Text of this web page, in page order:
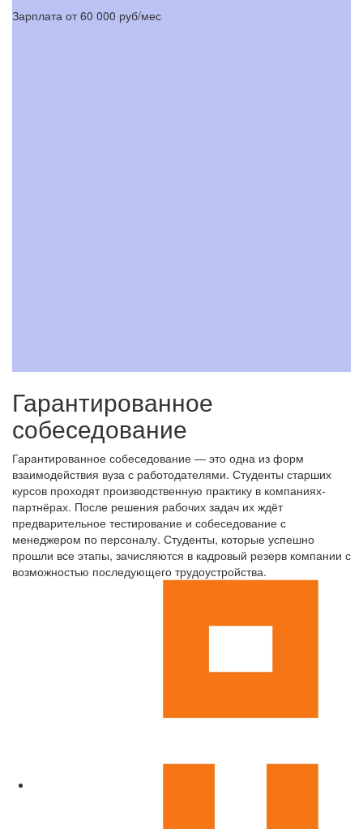
Зарплата от 60 000 руб/мес
Гарантированное
собеседование
Гарантированное собеседование — это одна из форм
взаимодействия вуза с работодателями. Студенты старших
курсов проходят производственную практику в компаниях-
партнёрах. После решения рабочих задач их ждёт
предварительное тестирование и собеседование с
менеджером по персоналу. Студенты, которые успешно
прошли все этапы, зачисляются в кадровый резерв компании с
возможностью последующего трудоустройства.